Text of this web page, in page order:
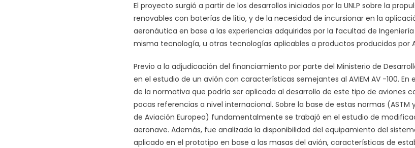
El proyecto surgió a partir de los desarrollos iniciados por la UNLP sobre la
renovables con baterías de litio, y de la necesidad de incursionar en la
aeronáutica en base a las experiencias adquiridas por la facultad de
misma tecnología, u otras tecnologías aplicables a productos producidos por
Previo a la adjudicación del financiamiento por parte del Ministerio de
en el estudio de un avión con características semejantes al AVIEM AV -100. En
de la normativa que podría ser aplicada al desarrollo de este tipo de aviones
pocas referencias a nivel internacional. Sobre la base de estas normas (ASTM
de Aviación Europea) fundamentalmente se trabajó en el estudio de
aeronave. Además, fue analizada la disponibilidad del equipamiento del
aplicado en el prototipo en base a las masas del avión, características de